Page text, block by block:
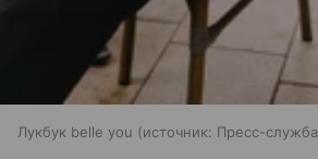
Лукбук belle you источник: Пресс-служба